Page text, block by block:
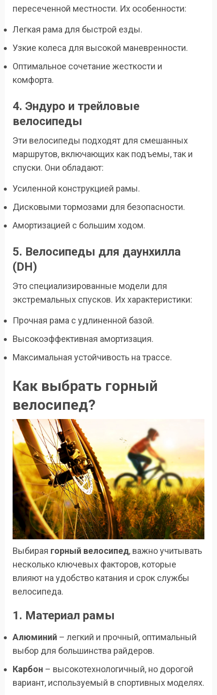
пересеченной местности. Их особенности:
Легкая рама для быстрой езды.
Узкие колеса для высокой маневренности.
Оптимальное сочетание жесткости и
комфорта.
4. Эндуро и трейловые
велосипеды
Эти велосипеды подходят для смешанных
маршрутов, включающих как подъемы, так и
спуски. Они обладают:
Усиленной конструкцией рамы.
Дисковыми тормозами для безопасности.
Амортизацией с большим ходом.
5. Велосипеды для даунхилла
(DH)
Это специализированные модели для
экстремальных спусков. Их характеристики:
Прочная рама с удлиненной базой.
Высокоэффективная амортизация.
Максимальная устойчивость на трассе.
Как выбрать горный
велосипед?
Выбирая горный велосипед, важно учитывать
несколько ключевых факторов, которые
влияют на удобство катания и срок службы
велосипеда.
1. Материал рамы
Алюминий – легкий и прочный, оптимальный
выбор для большинства райдеров.
Карбон – высокотехнологичный, но дорогой
вариант, используемый в спортивных моделях.